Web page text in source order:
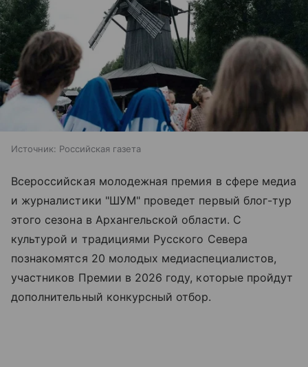
Источник: Российская газета
Всероссийская молодежная премия в сфере медиа
и журналистики "ШУМ" проведет первый блог-тур
этого сезона в Архангельской области. С
культурой и традициями Русского Севера
познакомятся 20 молодых медиаспециалистов,
участников Премии в 2026 году, которые пройдут
дополнительный конкурсный отбор.